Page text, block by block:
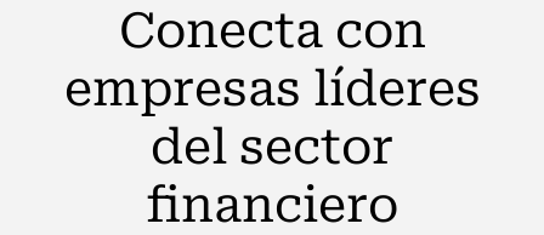
Conecta con
empresas líderes
del sector
financiero